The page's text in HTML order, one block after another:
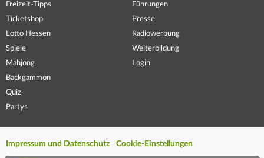
Freizeit-Tipps
Ticketshop
Lotto Hessen
Spiele
Mahjong
Backgammon
Quiz
Partys
Führungen
Presse
Radiowerbung
Weiterbildung
Login
Impressum und Datenschutz Cookie-Einstellungen